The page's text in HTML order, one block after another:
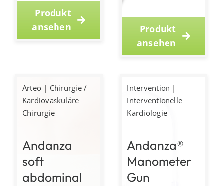
Produkt
ansehen
Produkt
ansehen
Arteo | Chirurgie /
Kardiovaskuläre
Chirurgie
Andanza
soft
abdominal
Intervention |
Interventionelle
Kardiologie
Andanza®
Manometer
Gun